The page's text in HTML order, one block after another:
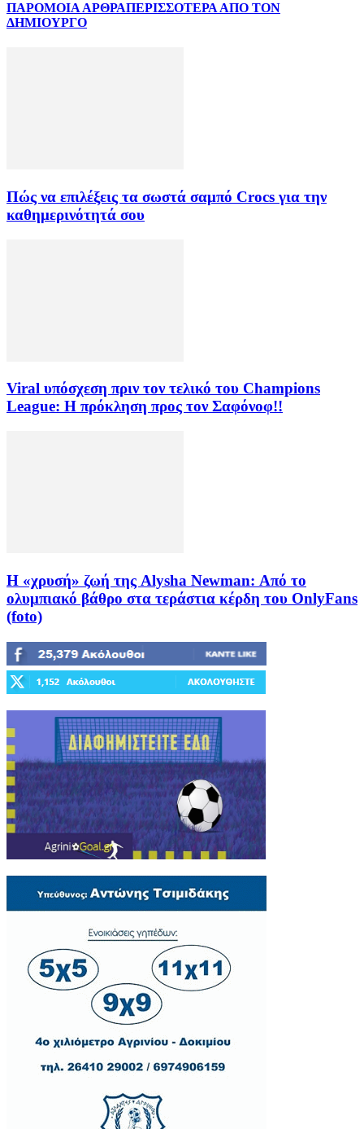
ΠΑΡΟΜΟΙΑ ΑΡΘΡΑΠΕΡΙΣΣΟΤΕΡΑ ΑΠΟ ΤΟΝ
ΔΗΜΙΟΥΡΓΟ
Πώς να επιλέξεις τα σωστά σαμπό Crocs για την
καθημερινότητά σου
Viral υπόσχεση πριν τον τελικό του Champions
League: Η πρόκληση προς τον Σαφόνοφ!!
Η «χρυσή» ζωή της Alysha Newman: Από το
ολυμπιακό βάθρο στα τεράστια κέρδη του OnlyFans
(foto)